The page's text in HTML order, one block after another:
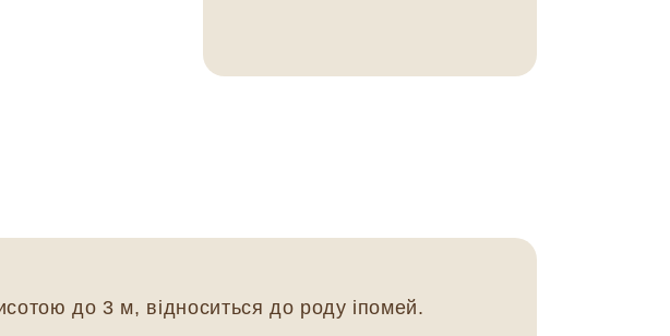
до 3 м, відноситься до роду іпомей.